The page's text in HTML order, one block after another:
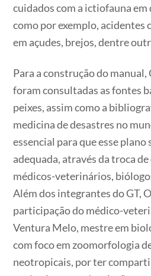
cuidados com a ictiofauna
como por exemplo, acidentes
em açudes, brejos, dentre
Para a construção do
foram consultadas as fontes
peixes, assim como a
medicina de desastres no
essencial para que esse plano
adequada, através da troca
médicos-veterinários,
Além dos integrantes do GT,
participação do médico-
Ventura Melo, mestre em
com foco em zoomorfologia
neotropicais, por ter